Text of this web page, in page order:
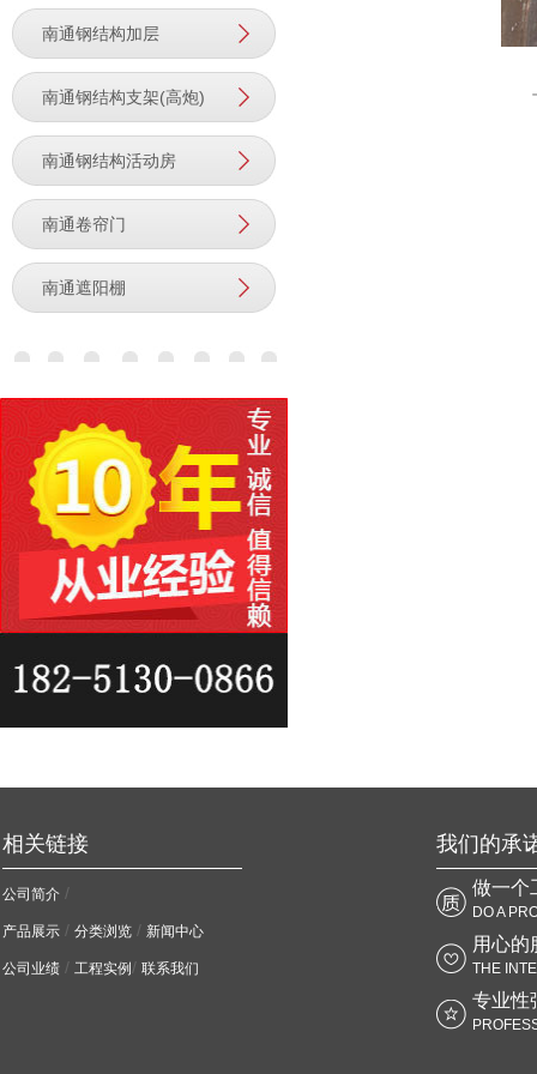
南通钢结构加层
南通钢结构支架(高炮)
南通钢结构活动房
南通卷帘门
南通遮阳棚
相关链接
公司简介 /
产品展示 / 分类浏览 / 新闻中心
公司业绩 / 工程实例 / 联系我们
我们的承
做一个
DO A
用心的
THE
专业性